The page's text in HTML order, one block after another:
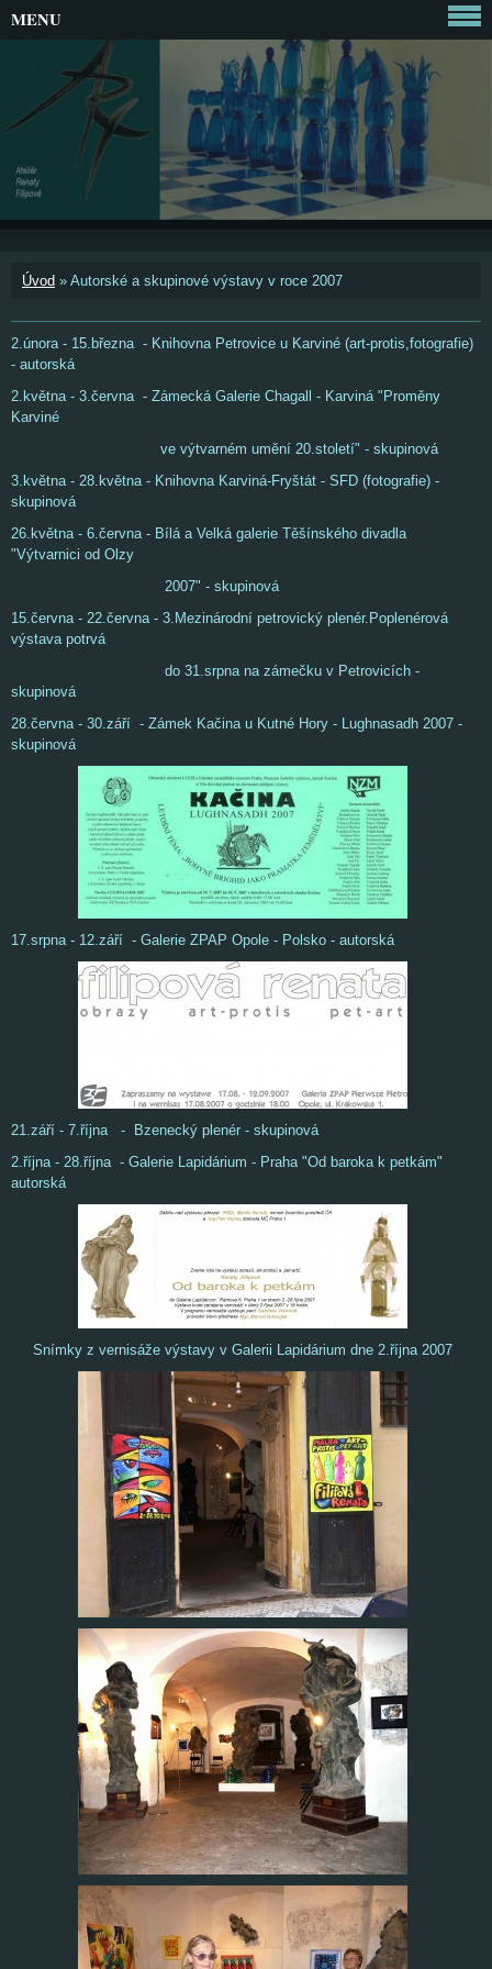
Úvod » Autorské a skupinové výstavy v roce 2007
2.února - 15.března - Knihovna Petrovice u Karviné (art-protis,fotografie)
- autorská
2.května - 3.června - Zámecká Galerie Chagall - Karviná "Proměny
Karviné
ve výtvarném umění 20.století" - skupinová
3.května - 28.května - Knihovna Karviná-Fryštát - SFD (fotografie) -
skupinová
26.května - 6.června - Bílá a Velká galerie Těšínského divadla
"Výtvarnici od Olzy
2007" - skupinová
15.června - 22.června - 3.Mezinárodní petrovický plenér.Poplenérová
výstava potrvá
do 31.srpna na zámečku v Petrovicích -
skupinová
28.června - 30.září - Zámek Kačina u Kutné Hory - Lughnasadh 2007 -
skupinová
17.srpna - 12.září - Galerie ZPAP Opole - Polsko - autorská
21.září - 7.října - Bzenecký plenér - skupinová
2.října - 28.října - Galerie Lapidárium - Praha "Od baroka k petkám"
autorská
Snímky z vernisáže výstavy v Galerii Lapidárium dne 2.října 2007
MENU